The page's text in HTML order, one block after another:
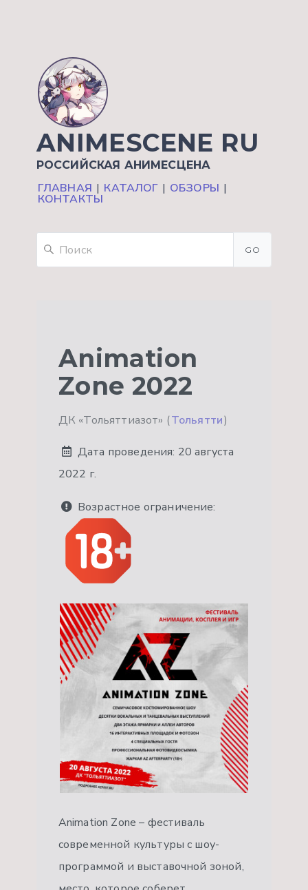
ANIMESCENE RU
РОССИЙСКАЯ АНИМЕСЦЕНА
ГЛАВНАЯ | КАТАЛОГ | ОБЗОРЫ |
КОНТАКТЫ
GO
Animation
Zone 2022
ДК «Тольяттиазот» (Тольятти)
Дата проведения: 20 августа
2022 г.
Возрастное ограничение:
Animation Zone – фестиваль
современной культуры с шоу-
программой и выставочной зоной,